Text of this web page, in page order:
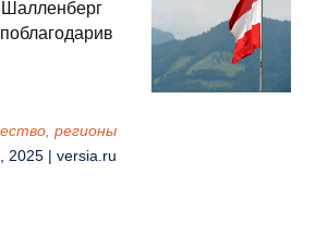
регионы
2025 | versia.ru